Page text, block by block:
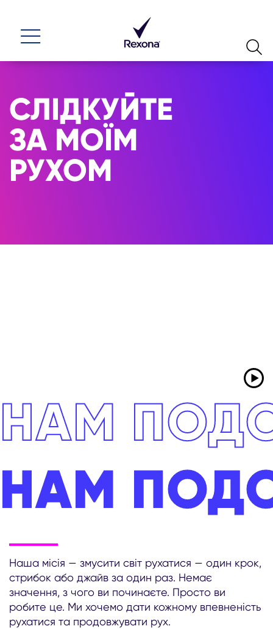
СЛІДКУЙТЕ
ЗА МОЇМ
РУХОМ
НАМ
НАМ
Наша місія — змусити світ рухатися — один крок,
стрибок або джайв за один раз. Немає
значення, з чого ви починаєте. Просто ви
робите це. Ми хочемо дати кожному впевненість
рухатися та продовжувати рух.